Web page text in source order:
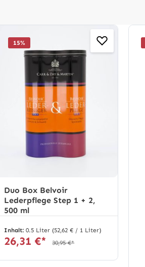
15%
Duo Box Belvoir
Lederpflege Step 1 + 2,
500 ml
Inhalt:0.5 Liter(52,62 € / 1 Liter)
26,31 €* 30,95 €*